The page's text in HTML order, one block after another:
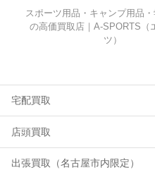
スポーツ用品・キャンプ用品
の高価買取店｜A-SPORTS（
ツ）
宅配買取
店頭買取
出張買取（名古屋市内限定）